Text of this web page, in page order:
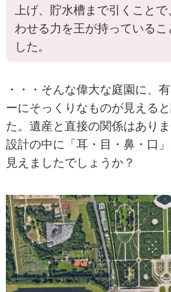
上げ、貯水槽まで引くことで
わせる力を王が持っているこ
した。
・・・そんな偉大な庭園に、
ーにそっくりなものが見える
た。遺産と直接の関係はあり
設計の中に「耳・目・鼻・口」
見えましたでしょうか？